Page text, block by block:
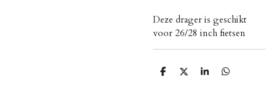
Deze drager is geschikt
voor 26/28 inch fietsen
D
D
S
D